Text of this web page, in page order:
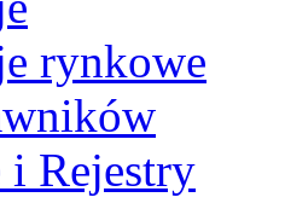
rynkowe
i Rejestry